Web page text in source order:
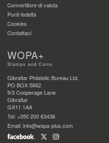
Convertitore di valuta
Punti fedeltà
Cookies
Contattaci
WOPA+
Stamps and Coins
Gibraltar Philatelic Bureau Ltd.
PO BOX 5662
9/3 Cooperage Lane
Gibraltar
GX11 1AA
Tel: +350 200 63436
Email: info@wopa-plus.com